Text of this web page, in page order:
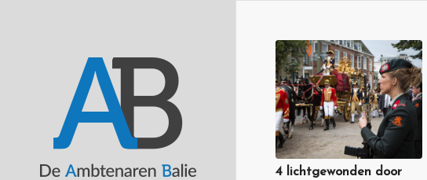
4 lichtgewonden door